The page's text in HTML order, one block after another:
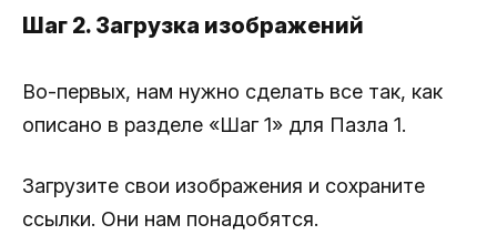
Шаг 2. Загрузка изображений
Во-первых, нам нужно сделать все так, как
описано в разделе «Шаг 1» для Пазла 1.
Загрузите свои изображения и сохраните
ссылки. Они нам понадобятся.